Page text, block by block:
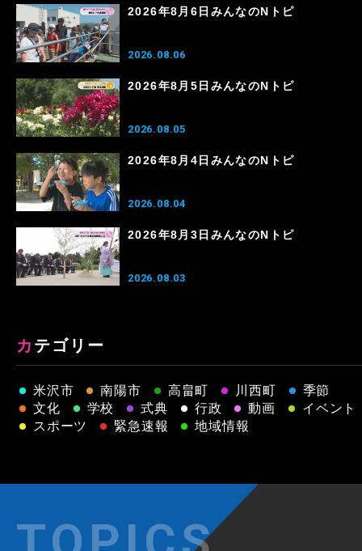
2026年8月6日みんなのNトピ
2026.08.06
2026年8月5日みんなのNトピ
2026.08.05
2026年8月4日みんなのNトピ
2026.08.04
2026年8月3日みんなのNトピ
2026.08.03
カテゴリー
米沢市 南陽市 高畠町 川西町
季節
文化
学校 式典 行政 動画
イベント
スポーツ
緊急速報 地域情報